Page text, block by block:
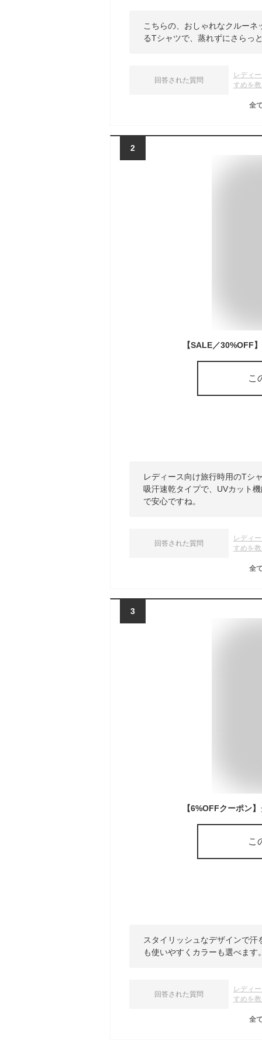
こちらの、おしゃれなクルー
るTシャツで、蒸れずにさらっ
回答された質問
レディ
すめを
全
2
こ
レディース向け旅行時用のT
吸汗速乾タイプで、UVカット
で安心ですね。
回答された質問
レディ
すめを
全
3
こ
スタイリッシュなデザインで
も使いやすくカラーも選べます
回答された質問
レディ
すめを
全